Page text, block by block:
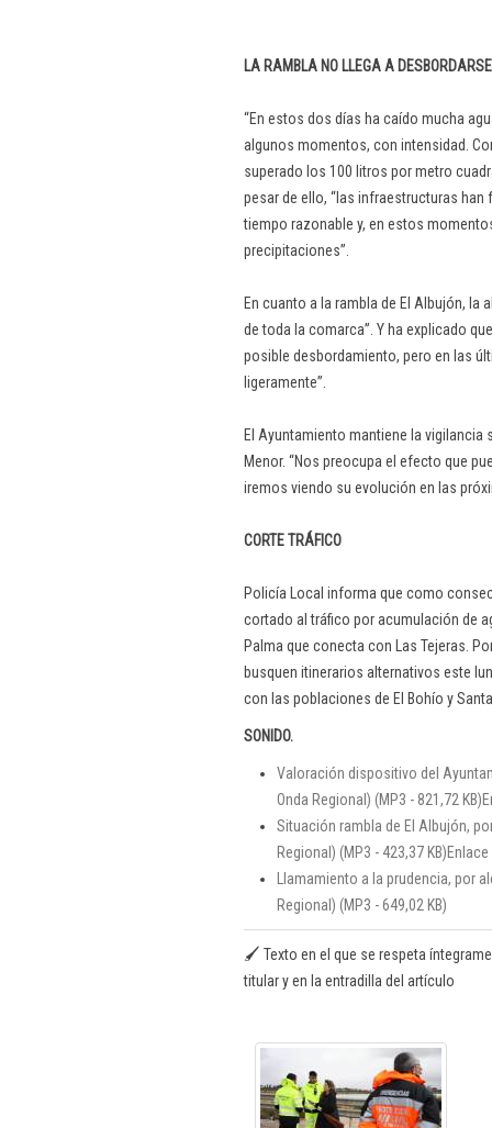
LA RAMBLA NO LLEGA A DESBORDARSE
“En estos dos días ha caído mucha
algunos momentos, con intensidad.
superado los 100 litros por metro
pesar de ello, “las infraestructuras
tiempo razonable y, en estos
precipitaciones”.
En cuanto a la rambla de El Albujón, la
de toda la comarca”. Y ha explicado
posible desbordamiento, pero en las
ligeramente”.
El Ayuntamiento mantiene la
Menor. “Nos preocupa el efecto que
iremos viendo su evolución en las
CORTE TRÁFICO
Policía Local informa que como
cortado al tráfico por acumulación de
Palma que conecta con Las Tejeras.
busquen itinerarios alternativos este
con las poblaciones de El Bohío y
SONIDO.
Valoración dispositivo del
Onda Regional) (MP3 - 821,72 KB)
Situación rambla de El Albujón,
Regional) (MP3 - 423,37 KB)
Llamamiento a la prudencia, por
Regional) (MP3 - 649,02 KB)
🖌️ Texto en el que se respeta
titular y en la entradilla del artículo